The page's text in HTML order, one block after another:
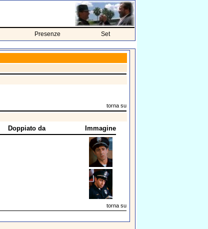
Presenze Set
torna su
Doppiato da Immagine
torna su